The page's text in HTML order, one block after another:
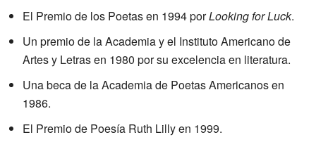
El Premio de los Poetas en 1994 porLooking for Luck.
Un premio de la Academia y el Instituto Americano de
Artes y Letras en 1980 por su excelencia en literatura.
Una beca de la Academia de Poetas Americanos en
1986.
El Premio de Poesía Ruth Lilly en 1999.